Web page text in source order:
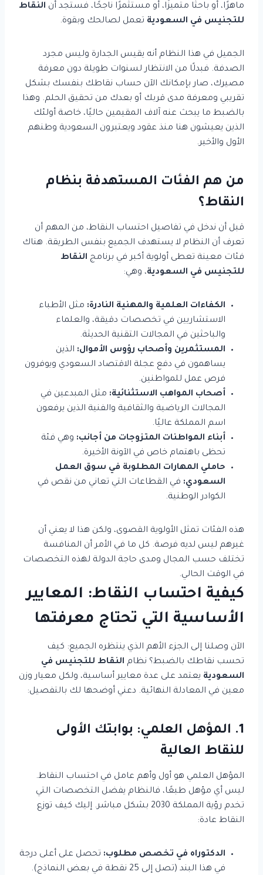
ماهرًا، أو باحثًا متميزًا، أو مستثمرًا ناجحًا، فستجد أن النقاط
للتجنيس في السعودية تعمل لصالحك وبقوة.
الجميل في هذا النظام أنه يقيس الجدارة وليس مجرد
الصدفة. فبدلًا من الانتظار لسنوات طويلة دون معرفة
مصيرك، صار بإمكانك الآن حساب نقاطك بنفسك بشكل
تقريبي ومعرفة مدى قربك أو بعدك من تحقيق الحلم. وهذا
بالضبط ما يبحث عنه آلاف المقيمين حاليًا، خاصة أولئك
الذين يعيشون هنا منذ عقود ويعتبرون السعودية وطنهم
الأول والأخير.
من هم الفئات المستهدفة بنظام
النقاط؟
قبل أن ندخل في تفاصيل احتساب النقاط، من المهم أن
تعرف أن النظام لا يستهدف الجميع بنفس الطريقة. هناك
فئات معينة تعطى أولوية أكبر في برنامج النقاط
للتجنيس في السعودية، وهي:
الكفاءات العلمية والمهنية النادرة: مثل الأطباء
الاستشاريين في تخصصات دقيقة، والعلماء
والباحثين في المجالات التقنية الحديثة.
المستثمرين وأصحاب رؤوس الأموال: الذين
يساهمون في دفع عجلة الاقتصاد السعودي ويوفرون
فرص عمل للمواطنين.
أصحاب المواهب الاستثنائية: مثل المبدعين في
المجالات الرياضية والثقافية والفنية الذين يرفعون
اسم المملكة عاليًا.
أبناء المواطنات المتزوجات من أجانب: وهي فئة
تحظى باهتمام خاص في الآونة الأخيرة.
حاملي المهارات المطلوبة في سوق العمل
السعودي: في القطاعات التي تعاني من نقص في
الكوادر الوطنية.
هذه الفئات تمثل الأولوية القصوى، ولكن هذا لا يعني أن
غيرهم ليس لديه فرصة. كل ما في الأمر أن المنافسة
تختلف حسب المجال ومدى حاجة الدولة لهذه التخصصات
في الوقت الحالي.
كيفية احتساب النقاط: المعايير
الأساسية التي تحتاج معرفتها
الآن وصلنا إلى الجزء الأهم الذي ينتظره الجميع: كيف
تحسب نقاطك بالضبط؟ نظام النقاط للتجنيس في
السعودية يعتمد على عدة معايير أساسية، ولكل معيار وزن
معين في المعادلة النهائية. دعني أوضحها لك بالتفصيل:
1. المؤهل العلمي: بوابتك الأولى
للنقاط العالية
المؤهل العلمي هو أول وأهم عامل في احتساب النقاط.
ليس أي مؤهل طبعًا، فالنظام يفضل التخصصات التي
تخدم رؤية المملكة 2030 بشكل مباشر. إليك كيف توزع
النقاط عادة:
الدكتوراه في تخصص مطلوب: تحصل على أعلى درجة
في هذا البند (تصل إلى 25 نقطة في بعض النماذج).